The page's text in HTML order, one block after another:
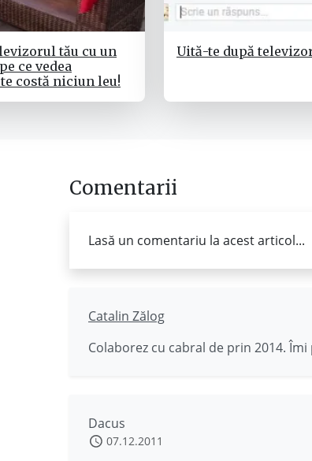
tău cu un
ce vedea
costă niciun leu!
Uită-te după
Comentarii
Lasă un comentariu la acest articol...
Catalin Zălog
Colaborez cu cabral de prin 2014.
Dacus
07.12.2011